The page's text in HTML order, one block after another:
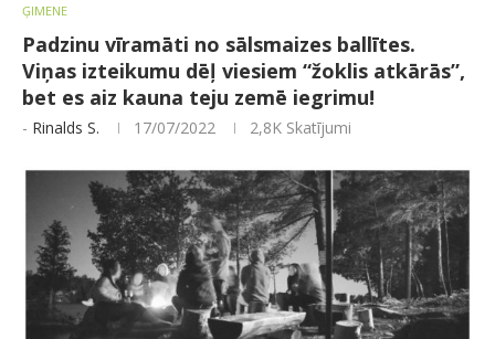
ĢIMENE
Padzinu vīramāti no sālsmaizes ballītes.
Viņas izteikumu dēļ viesiem “žoklis atkārās”,
bet es aiz kauna teju zemē iegrimu!
- Rinalds S. 17/07/2022 2,8K Skatījumi